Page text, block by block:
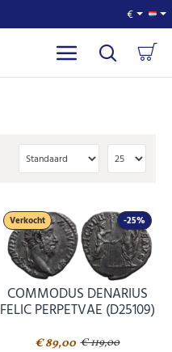
€
-25%
Verkocht
COMMODUS DENARIUS
FELIC PERPETVAE (D25109)
€ 89,00 € 119,00